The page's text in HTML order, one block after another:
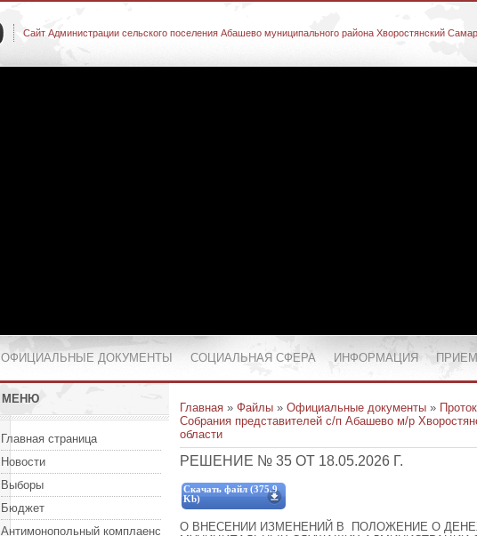
Сайт Администрации сельского поселения Абашево муниципального района Хворостянский
ОФИЦИАЛЬНЫЕ ДОКУМЕНТЫ СОЦИАЛЬНАЯ СФЕРА ИНФОРМАЦИЯ
МЕНЮ
Главная страница
Новости
Выборы
Бюджет
Антимонопольный комплаенс
Главная » Файлы » Официальные документы »
Собрания представителей с/п Абашево м/р
области
РЕШЕНИЕ № 35 ОТ 18.05.2026 Г.
Скачать файл (375.9
Kb)
О ВНЕСЕНИИ ИЗМЕНЕНИЙ В ПОЛОЖЕНИЕ О